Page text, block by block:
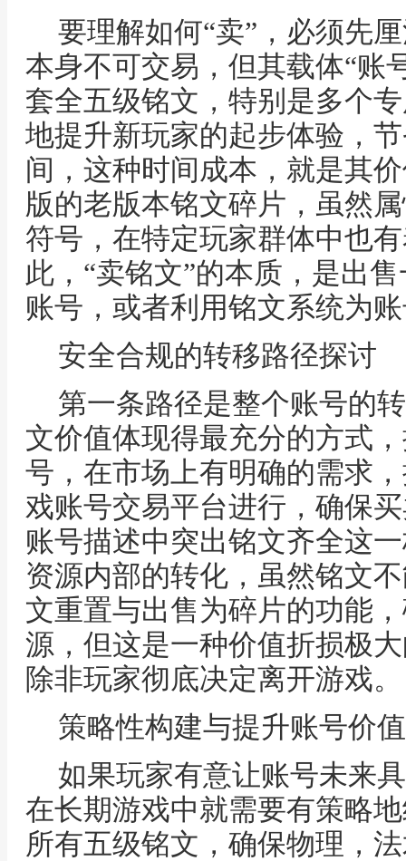
要理解如何“卖”，必须先
本身不可交易，但其载体“账
套全五级铭文，特别是多个
地提升新玩家的起步体验，
间，这种时间成本，就是其
版的老版本铭文碎片，虽然
符号，在特定玩家群体中也
此，“卖铭文”的本质，是出
账号，或者利用铭文系统为
安全合规的转移路径探讨
第一条路径是整个账号的
文价值体现得最充分的方式
号，在市场上有明确的需求
戏账号交易平台进行，确保
账号描述中突出铭文齐全这
资源内部的转化，虽然铭文
文重置与出售为碎片的功能
源，但这是一种价值折损极
除非玩家彻底决定离开游戏。
策略性构建与提升账号价值
如果玩家有意让账号未来
在长期游戏中就需要有策略
所有五级铭文，确保物理，